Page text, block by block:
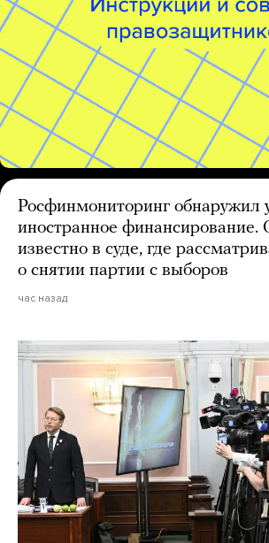
Росфинмониторинг обнаружил
иностранное финансирование.
известно в суде, где
о снятии партии с выборов
час назад